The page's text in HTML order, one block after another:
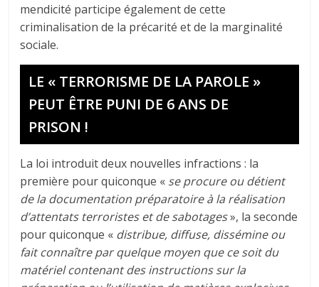
mendicité participe également de cette
criminalisation de la précarité et de la marginalité
sociale.
LE « TERRORISME DE LA PAROLE »
PEUT ÊTRE PUNI DE 6 ANS DE
PRISON !
La loi introduit deux nouvelles infractions : la
première pour quiconque « se procure ou détient
de la documentation préparatoire à la réalisation
d’attentats terroristes et de sabotages», la seconde
pour quiconque « distribue, diffuse, dissémine ou
fait connaître par quelque moyen que ce soit du
matériel contenant des instructions sur la